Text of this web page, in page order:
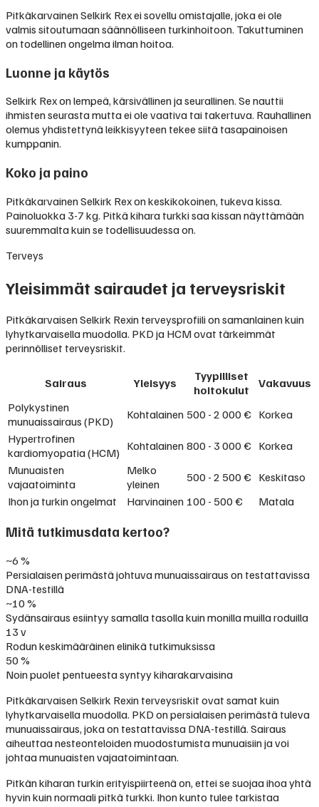
Pitkäkarvainen Selkirk Rex ei sovellu omistajalle, joka ei ole
valmis sitoutumaan säännölliseen turkinhoitoon. Takuttuminen
on todellinen ongelma ilman hoitoa.
Luonne ja käytös
Selkirk Rex on lempeä, kärsivällinen ja seurallinen. Se nauttii
ihmisten seurasta mutta ei ole vaativa tai takertuva. Rauhallinen
olemus yhdistettynä leikkisyyteen tekee siitä tasapainoisen
kumppanin.
Koko ja paino
Pitkäkarvainen Selkirk Rex on keskikokoinen, tukeva kissa.
Painoluokka 3-7 kg. Pitkä kihara turkki saa kissan näyttämään
suuremmalta kuin se todellisuudessa on.
Terveys
Yleisimmät sairaudet ja terveysriskit
Pitkäkarvaisen Selkirk Rexin terveysprofiili on samanlainen kuin
lyhytkarvaisella muodolla. PKD ja HCM ovat tärkeimmät
perinnölliset terveysriskit.
Sairaus Yleisyys
Tyypilliset
hoitokulut
Vakavuus
Polykystinen
munuaissairaus (PKD)
Kohtalainen 500 - 2 000 € Korkea
Hypertrofinen
kardiomyopatia (HCM) Kohtalainen 800 - 3 000 € Korkea
Munuaisten
vajaatoiminta
Melko
yleinen
500 - 2 500 € Keskitaso
Ihon ja turkin ongelmat
Harvinainen 100 - 500 € Matala
Mitä tutkimusdata kertoo?
~6 %
Persialaisen perimästä johtuva munuaissairaus on testattavissa
DNA-testillä
~10 %
Sydänsairaus esiintyy samalla tasolla kuin monilla muilla roduilla
13 v
Rodun keskimääräinen elinikä tutkimuksissa
50 %
Noin puolet pentueesta syntyy kiharakarvaisina
Pitkäkarvaisen Selkirk Rexin terveysriskit ovat samat kuin
lyhytkarvaisella muodolla. PKD on persialaisen perimästä tuleva
munuaissairaus, joka on testattavissa DNA-testillä. Sairaus
aiheuttaa nesteonteloiden muodostumista munuaisiin ja voi
johtaa munuaisten vajaatoimintaan.
Pitkän kiharan turkin erityispiirteenä on, ettei se suojaa ihoa yhtä
hyvin kuin normaali pitkä turkki. Ihon kunto tulee tarkistaa